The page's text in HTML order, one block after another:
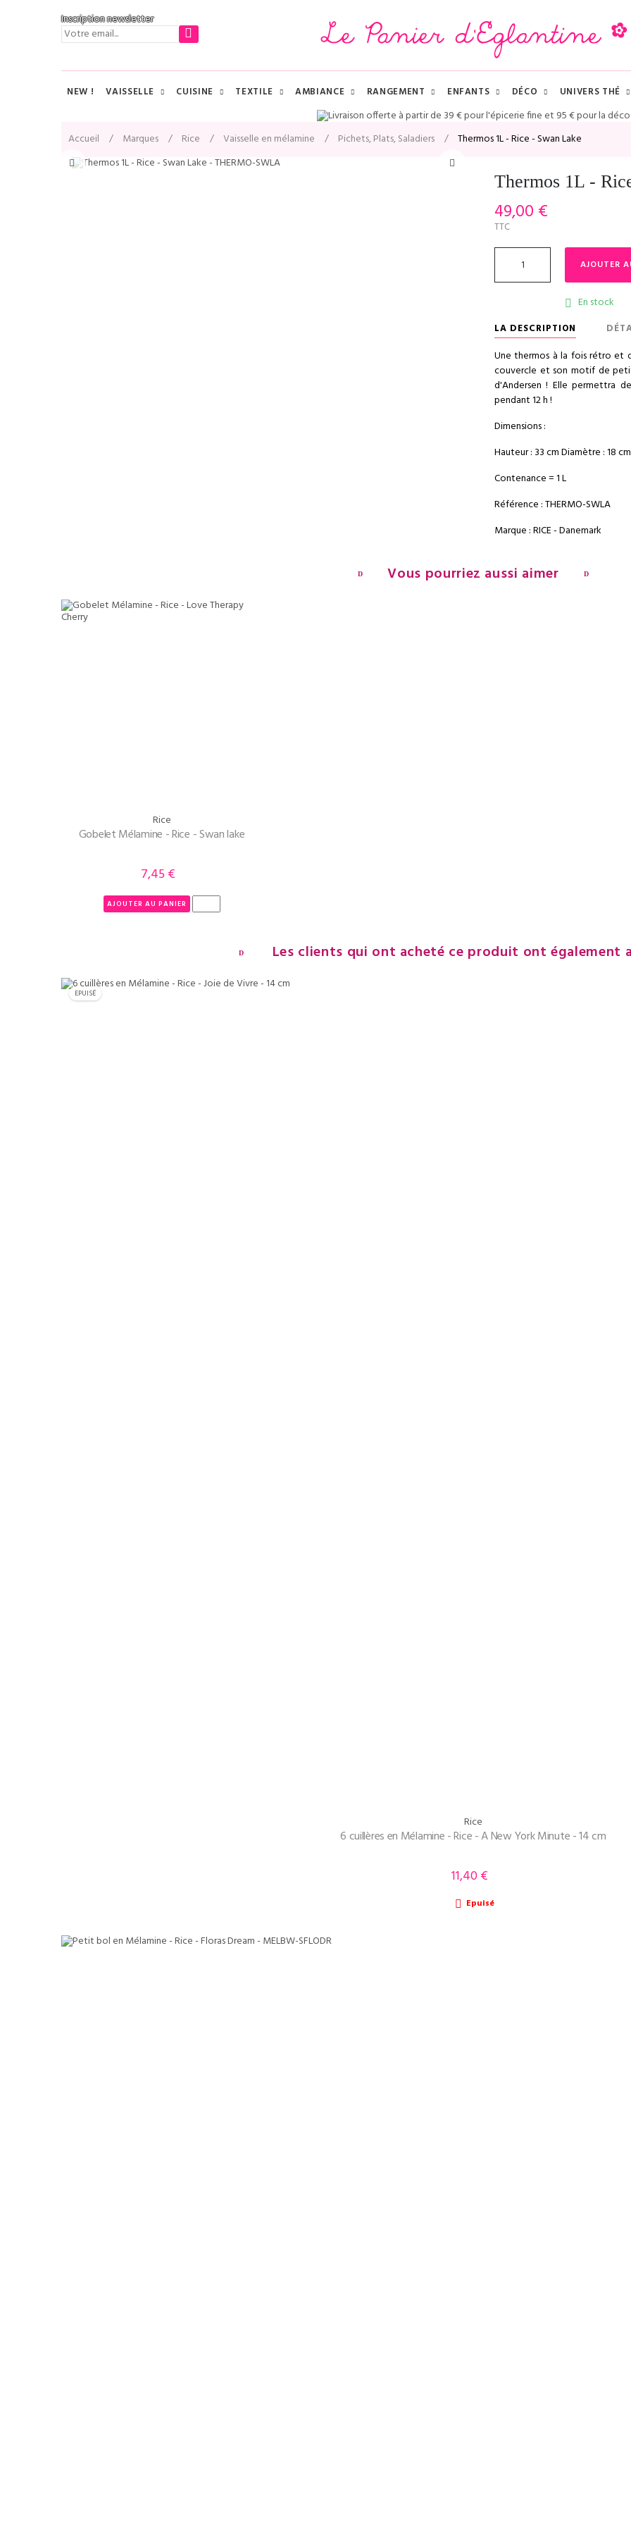
Inscription newsletter
NEW ! VAISSELLE CUISINE TEXTILE AMBIANCE RANGEMENT ENFANTS DÉCO UNIVERS THÉ
Accueil Marques Rice Vaisselle en mélamine Pichets, Plats, Saladiers Thermos 1L - Rice - Swan Lake
Thermos 1L -
49,00 €
TTC
AJOUTER
 En stock
LA DESCRIPTION
Une thermos à la fois rétro et
couvercle et son motif de
d'Andersen ! Elle permettra
pendant 12 h !
Dimensions :
Hauteur : 33 cm Diamètre : 18 cm
Contenance = 1 L
Référence : THERMO-SWLA
Marque : RICE - Danemark
Vous pourriez aussi aimer
Rice
Gobelet Mélamine - Rice - Swan lake
Prix
7,45 €
AJOUTER AU PANIER
Les clients qui ont acheté ce produit ont également
EPUISÉ
Rice
6 cuillères en Mélamine - Rice - A New York Minute - 14 cm
Prix
11,40 €
 Epuisé